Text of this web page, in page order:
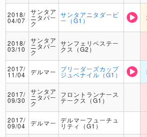
2018/
04/07
サンタア
ニタパー
ク
サンタアニタダービ
ー（G1）
2018/
03/10
サンタア
ニタパー
ク
サンフェリペステー
クス（G2）
2017/
11/04 デルマー ブリーダーズカップ
ジュベナイル（G1）
2017/
09/30
サンタア
ニタパー
ク
フロントランナース
テークス（G1）
2017/
09/04 デルマー デルマーフューチュ
リティ（G1）